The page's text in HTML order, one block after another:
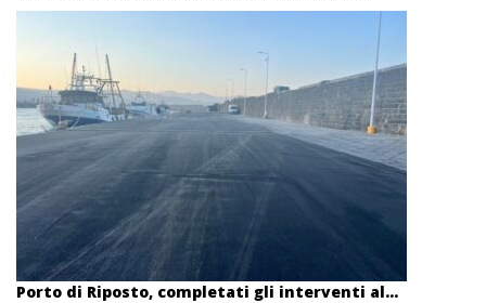
Porto di Riposto, completati gli interventi al...